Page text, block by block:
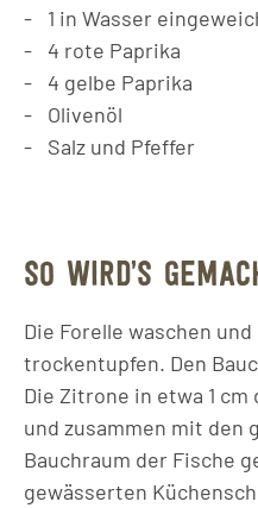
1 in Wasser
4 rote Paprika
4 gelbe Paprika
Olivenöl
Salz und Pfeffer
SO WIRD’S
Die Forelle waschen
trockentupfen. Den
Die Zitrone in etwa 1
und zusammen mit den
Bauchraum der Fische
gewässerten